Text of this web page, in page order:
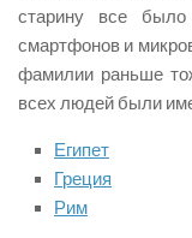
старину все
смартфонов и
фамилии раньше
всех людей были
Египет
Греция
Рим